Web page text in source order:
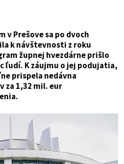
v Prešove sa po dvoch
k návštevnosti z roku
župnej hvezdárne prišlo
ľudí. K záujmu o jej podujatia,
prispela nedávna
za 1,32 mil. eur